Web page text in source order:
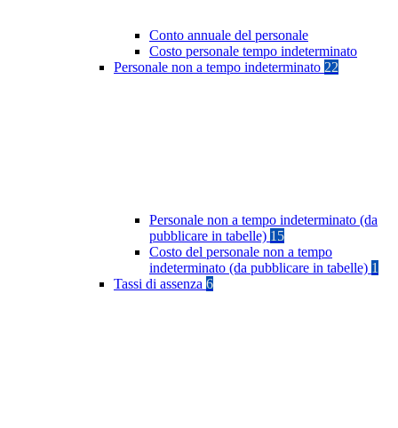
Conto annuale del personale
Costo personale tempo indeterminato
Personale non a tempo indeterminato 22
Personale non a tempo indeterminato (da
pubblicare in tabelle) 15
Costo del personale non a tempo
indeterminato (da pubblicare in tabelle) 1
Tassi di assenza 6